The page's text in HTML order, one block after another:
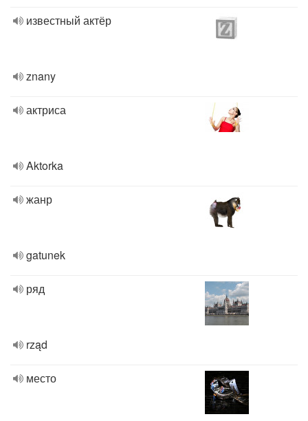
известный актёр
znany
актриса
Aktorka
жанр
gatunek
ряд
rząd
место